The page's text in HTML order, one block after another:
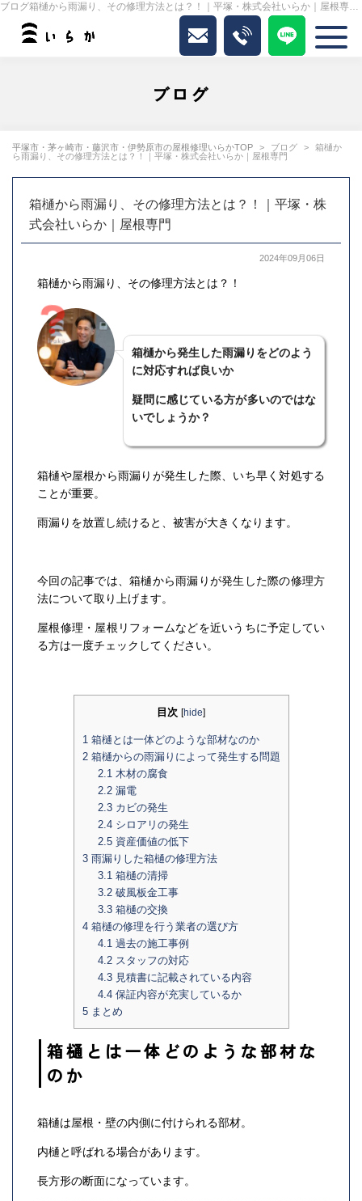
ブログ箱樋から雨漏り、その修理方法とは？！｜平塚・株式会社いらか｜屋根専門｜いらか
ブログ
平塚市・茅ヶ崎市・藤沢市・伊勢原市の屋根修理いらかTOP ブログ
箱樋か
ら雨漏り、その修理方法とは？！｜平塚・株式会社いらか｜屋根専門
箱樋から雨漏り、その修理方法とは？！｜平塚・株
式会社いらか｜屋根専門
2024年09月06日
箱樋から雨漏り、その修理方法とは？！
箱樋から発生した雨漏りをどのよう
に対応すれば良いか
疑問に感じている方が多いのではな
いでしょうか？
箱樋や屋根から雨漏りが発生した際、いち早く対処する
ことが重要。
雨漏りを放置し続けると、被害が大きくなります。
今回の記事では、箱樋から雨漏りが発生した際の修理方
法について取り上げます。
屋根修理・屋根リフォームなどを近いうちに予定してい
る方は一度チェックしてください。
目次 [hide]
1箱樋とは一体どのような部材なのか
2箱樋からの雨漏りによって発生する問題
2.1 木材の腐食
2.2 漏電
2.3 カビの発生
2.4 シロアリの発生
2.5 資産価値の低下
3雨漏りした箱樋の修理方法
3.1 箱樋の清掃
3.2 破風板金工事
3.3 箱樋の交換
4箱樋の修理を行う業者の選び方
4.1 過去の施工事例
4.2 スタッフの対応
4.3 見積書に記載されている内容
4.4 保証内容が充実しているか
5まとめ
箱樋とは一体どのような部材な
のか
箱樋は屋根・壁の内側に付けられる部材。
内樋と呼ばれる場合があります。
長方形の断面になっています。